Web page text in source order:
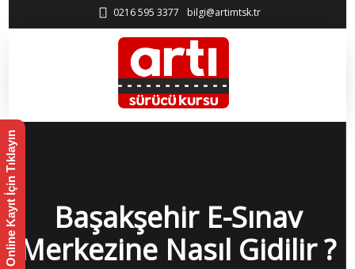
0216 595 3377 bilgi@artimtsk.tr
Başakşehir E-Sınav
Merkezine Nasıl Gidilir ?
Online Kayıt İçin Tıklayın